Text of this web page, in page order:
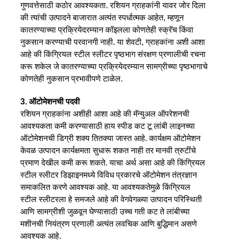
गुणवत्तेसाठी कठोर आवश्यकता. रशियन ग्राहकांनी यावर जोर दिला
की त्यांची उत्पादने बाजारात अत्यंत स्पर्धात्मक आहेत, म्हणून
कातरण्याच्या प्रक्रियेदरम्यान कॉइलला कोणतेही स्क्रॅच किंवा
नुकसान करण्याची परवानगी नाही. या शेवटी, ग्राहकांना अशी आशा
आहे की किंग्रियल स्टील स्लीटर पृष्ठभाग संरक्षण प्रणालीची रचना
करू शकेल जे कातरण्याच्या प्रक्रियेदरम्यान सामग्रीच्या पृष्ठभागाचे
कोणतेही नुकसान प्रभावीपणे टाळेल.
3. ऑटोमेशनची पदवी
रशियन ग्राहकांना अशीही आशा आहे की मॅन्युअल ऑपरेशनची
आवश्यकता कमी करण्यासाठी हाय स्पीड कट टू लांबी लाइनच्या
ऑटोमेशनची डिग्री शक्य तितक्या जास्त आहे. कार्यक्षम ऑटोमेशन
केवळ उत्पादन कार्यक्षमता सुधारू शकत नाही तर मानवी त्रुटींचे
प्रमाण देखील कमी करू शकते. याचा अर्थ असा आहे की किंग्रियल
स्टील स्लीटर डिझाइनमध्ये विविध प्रकारचे ऑटोमेशन तंत्रज्ञान
समाकलित करणे आवश्यक आहे. या आवश्यकतेमुळे किंग्रियल
स्टील स्लीटरला हे समजले आहे की वेगवेगळ्या उत्पादन परिस्थिती
आणि सामग्रीशी जुळवून घेण्यासाठी उच्च गती कट ते लांबीच्या
मशीनची नियंत्रण प्रणाली अत्यंत लवचिक आणि बुद्धिमान असणे
आवश्यक आहे.